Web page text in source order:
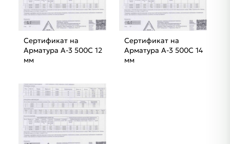
Сертификат на
Арматура A-3 500C 12
мм
Сертификат на
Арматура A-3 500C 14
мм